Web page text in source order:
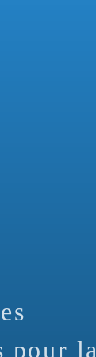
pour la